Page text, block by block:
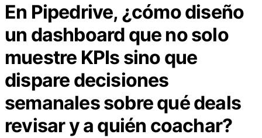
En Pipedrive, ¿cómo diseño
un dashboard que no solo
muestre KPIs sino que
dispare decisiones
semanales sobre qué deals
revisar y a quién coachar?